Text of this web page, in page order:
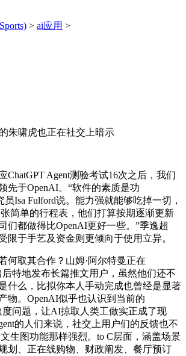
> ai应用 >
朱啸虎也正在社交上暗示
Agent测验考试16次之后，我们
于OpenAI。“软件的素质是功
员Isa Fulford说。能力强就能够吃掉一切，
简单的行程表，他们打算按期逐渐更新
们都做得比OpenAI更好一些。”季逸超
限于手艺及资金则更倾向于使用立异。
取其合作？山姆·阿尔特曼正在
后特地发布长篇推文用户，虽然他们还不
什么，比拟你本人手动完成也曾经是显著
物。OpenAI似乎也认识到当前的
度问题，让AI掠取人类工做实正成了现
的人们来说，社交上用户们的反馈也不
生图功能那样强烈。to C层面，涵盖场景
划、正在线购物、财政阐发、餐厅预订